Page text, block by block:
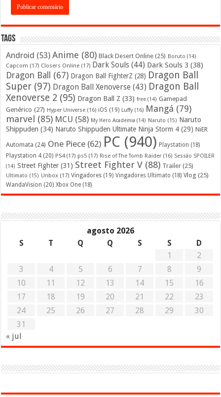
Tags
Android (53) Anime (80) Black Desert Online (25) Boruto (14)
Capcom (17) Closers Online (17) Dark Souls (44) Dark Souls 3 (38)
Dragon Ball (67) Dragon Ball FighterZ (28) Dragon Ball
Super (97) Dragon Ball Xenoverse (43) Dragon Ball
Xenoverse 2 (95) Dragon Ball Z (33) free (14) Gamepad
Genérico (27) Hyper Universe (16) iOS (19) Luffy(16) Mangá (79)
marvel (85) MCU (58) My Hero Academia (14) Naruto (15) Naruto
Shippuden (34) Naruto Shippuden Ultimate Ninja Storm 4 (29) NiER
Automata (24) One Piece (62) PC (940) Playstation (18)
Playstation 4 (20) PS4(17) ps5 (17) Rise of The Tomb Raider (16) Sessão SPOILER
(14) Street Fighter (31) Street Fighter V (88) Trailer (25)
Ultimato (15) Unbox (17) Vingadores (19) Vingadores Ultimato (18) Vlog (25)
WandaVision (20) Xbox One (18)
agosto 2026
S
T Q Q S S
D
1
2
3
4 5 6 7 8
9
10
11 12 13 14 15
16
17
18 19 20 21 22
23
24
25 26 27 28 29
30
31
« jul